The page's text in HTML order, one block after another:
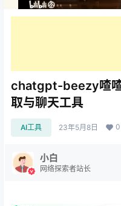
chatgpt-beezy喳
取与聊天工具
AI工具 23年5月8日 0
小白
网络探索者站长